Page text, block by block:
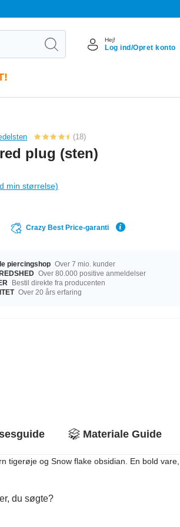
Hej!
Log ind/Opret konto
(18)
plug (sten)
min størrelse)
Crazy Best Price-garanti
piercingshop Over 7 mio. kunder
Over 80.000 positive anmeldelser
Bestil direkte fra producenten
Over 20 års erfaring
Materiale Guide
og Snow flake obsidian. En bold
du søgte?